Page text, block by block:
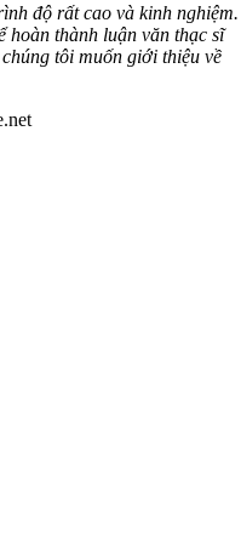
độ rất cao và kinh nghiệm.
hoàn thành luận văn thạc sĩ
tôi muốn giới thiệu về